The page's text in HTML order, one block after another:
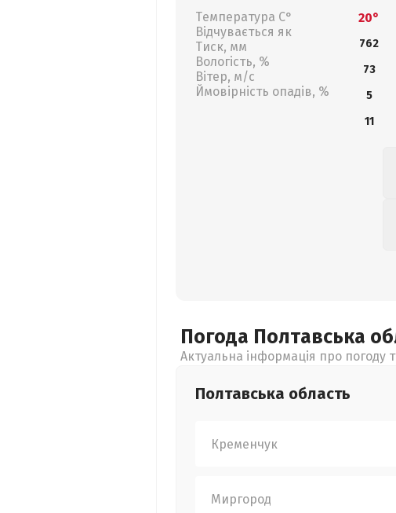
Температура С°
Відчувається як
Тиск, мм
Вологість, %
Вітер, м/с
Ймовірність опадів, %
20°
762
73
5
11
Погода Полтавська
Актуальна інформація про погоду
Полтавська область
Кременчук
Миргород